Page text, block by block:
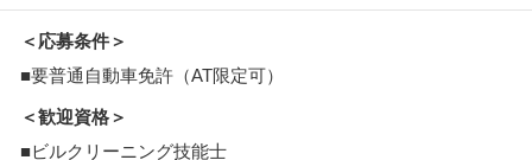
＜応募条件＞
■要普通自動車免許（AT限定可）
＜歓迎資格＞
■ビルクリーニング技能士